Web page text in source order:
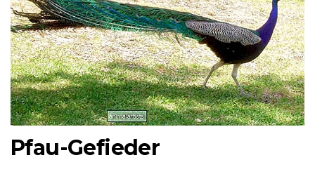
Pfau-Gefieder